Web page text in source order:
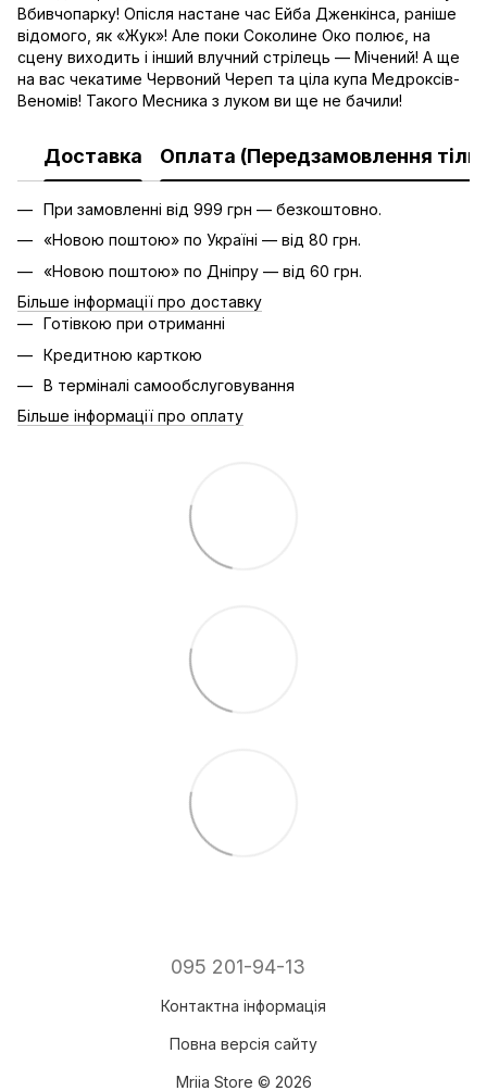
Вбивчопарку! Опісля настане час Ейба Дженкінса, раніше
відомого, як «Жук»! Але поки Соколине Око полює, на
сцену виходить і інший влучний стрілець — Мічений! А ще
на вас чекатиме Червоний Череп та ціла купа Медроксів-
Веномів! Такого Месника з луком ви ще не бачили!
Доставка Оплата (Передзамовлення
При замовленні від 999 грн — безкоштовно.
«Новою поштою» по Україні — від 80 грн.
«Новою поштою» по Дніпру — від 60 грн.
Більше інформації про доставку
Готівкою при отриманні
Кредитною карткою
В терміналі самообслуговування
Більше інформації про оплату
095 201-94-13
Контактна інформація
Повна версія сайту
Mriia Store © 2026